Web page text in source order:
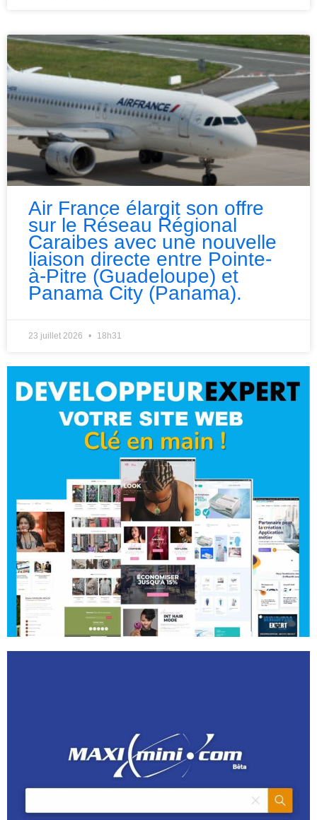
Air France élargit son offre
sur le Réseau Régional
Caraibes avec une nouvelle
liaison directe entre Pointe-
à-Pitre (Guadeloupe) et
Panama City (Panama).
23 juillet 2026 18h31